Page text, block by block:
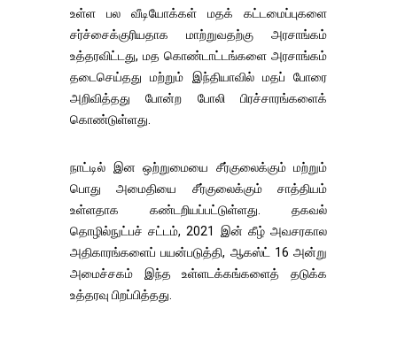
உள்ள பல வீடியோக்கள் மதக் கட்டமைப்புகளை
சர்ச்சைக்குரியதாக மாற்றுவதற்கு அரசாங்கம்
உத்தரவிட்டது, மத கொண்டாட்டங்களை அரசாங்கம்
தடைசெய்தது மற்றும் இந்தியாவில் மதப் போரை
அறிவித்தது போன்ற போலி பிரச்சாரங்களைக்
கொண்டுள்ளது.
நாட்டில் இன ஒற்றுமையை சீர்குலைக்கும் மற்றும்
பொது அமைதியை சீர்குலைக்கும் சாத்தியம்
உள்ளதாக கண்டறியப்பட்டுள்ளது. தகவல்
தொழில்நுட்பச் சட்டம், 2021 இன் கீழ் அவசரகால
அதிகாரங்களைப் பயன்படுத்தி, ஆகஸ்ட் 16 அன்று
அமைச்சகம் இந்த உள்ளடக்கங்களைத் தடுக்க
உத்தரவு பிறப்பித்தது.